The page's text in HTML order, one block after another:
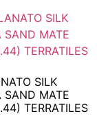
SILK
SAND MATE
TERRATILES